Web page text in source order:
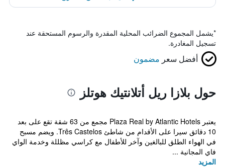
*يشمل المجموع الضرائب المحلية المقدرة والرسوم المستحقة عند
تسجيل المغادرة.
أفضل سعر مضمون
حول بلازا ريل أتلانتيك هوتلز
يعتبر Plaza Real by Atlantic Hotels مجمع من 63 شقة تقع على بعد
10 دقائق سيرا على الأقدام من شاطئ Três Castelos. ويضم مسبح
في الهواء الطلق للبالغين وآخر للأطفال مع كراسي مظللة وخدمة الواي
فاي المجانية ...
المزيد